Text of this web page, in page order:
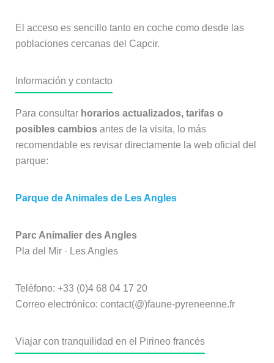
El acceso es sencillo tanto en coche como desde las
poblaciones cercanas del Capcir.
Información y contacto
Para consultar horarios actualizados, tarifas o
posibles cambiosantes de la visita, lo más
recomendable es revisar directamente la web oficial del
parque:
Parque de Animales de Les Angles
Parc Animalier des Angles
Pla del Mir · Les Angles
Teléfono: +33 (0)4 68 04 17 20
Correo electrónico: contact(@)faune-pyreneenne.fr
Viajar con tranquilidad en el Pirineo francés